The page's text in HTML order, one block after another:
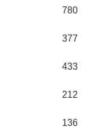
780
377
433
212
136